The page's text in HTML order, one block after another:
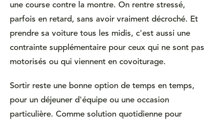
une course contre la montre. On rentre stressé,
parfois en retard, sans avoir vraiment décroché. Et
prendre sa voiture tous les midis, c'est aussi une
contrainte supplémentaire pour ceux qui ne sont pas
motorisés ou qui viennent en covoiturage.
Sortir reste une bonne option de temps en temps,
pour un déjeuner d'équipe ou une occasion
particulière. Comme solution quotidienne pour